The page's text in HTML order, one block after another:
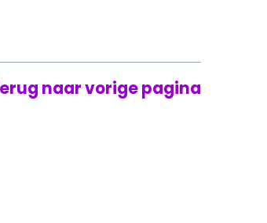
naar vorige pagina